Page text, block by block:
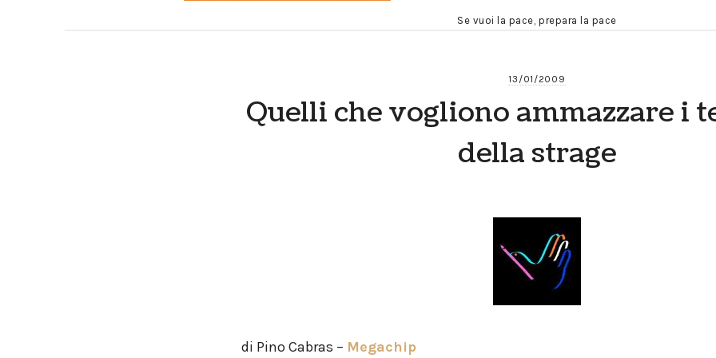
Se vuoi la pace, prepara la pace
13/01/2009
Quelli che vogliono ammazzare i
della strage
di Pino Cabras – Megachip